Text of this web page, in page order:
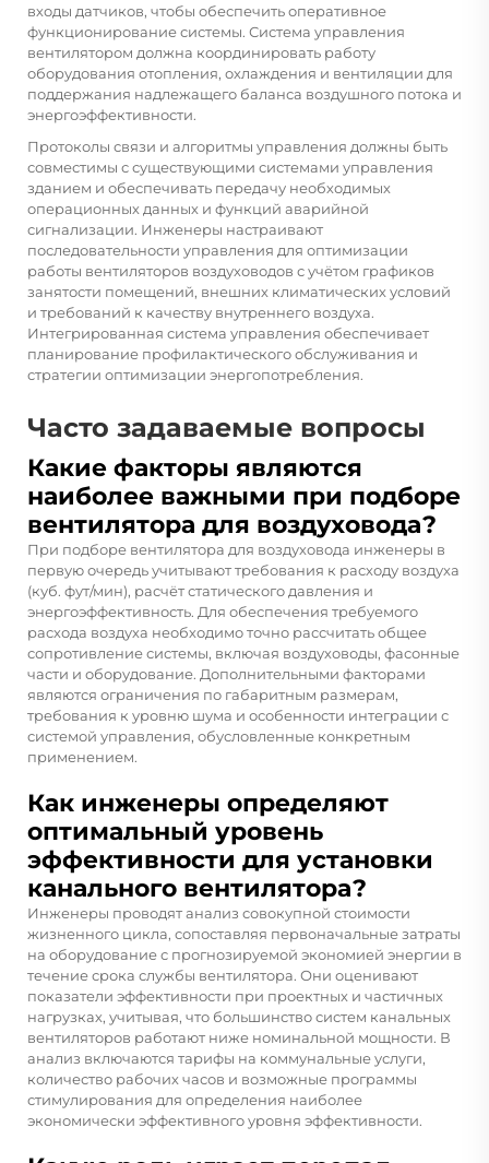
входы датчиков, чтобы обеспечить оперативное
функционирование системы. Система управления
вентилятором должна координировать работу
оборудования отопления, охлаждения и вентиляции для
поддержания надлежащего баланса воздушного потока и
энергоэффективности.
Протоколы связи и алгоритмы управления должны быть
совместимы с существующими системами управления
зданием и обеспечивать передачу необходимых
операционных данных и функций аварийной
сигнализации. Инженеры настраивают
последовательности управления для оптимизации
работы вентиляторов воздуховодов с учётом графиков
занятости помещений, внешних климатических условий
и требований к качеству внутреннего воздуха.
Интегрированная система управления обеспечивает
планирование профилактического обслуживания и
стратегии оптимизации энергопотребления.
Часто задаваемые вопросы
Какие факторы являются
наиболее важными при подборе
вентилятора для воздуховода?
При подборе вентилятора для воздуховода инженеры в
первую очередь учитывают требования к расходу воздуха
(куб. фут/мин), расчёт статического давления и
энергоэффективность. Для обеспечения требуемого
расхода воздуха необходимо точно рассчитать общее
сопротивление системы, включая воздуховоды, фасонные
части и оборудование. Дополнительными факторами
являются ограничения по габаритным размерам,
требования к уровню шума и особенности интеграции с
системой управления, обусловленные конкретным
применением.
Как инженеры определяют
оптимальный уровень
эффективности для установки
канального вентилятора?
Инженеры проводят анализ совокупной стоимости
жизненного цикла, сопоставляя первоначальные затраты
на оборудование с прогнозируемой экономией энергии в
течение срока службы вентилятора. Они оценивают
показатели эффективности при проектных и частичных
нагрузках, учитывая, что большинство систем канальных
вентиляторов работают ниже номинальной мощности. В
анализ включаются тарифы на коммунальные услуги,
количество рабочих часов и возможные программы
стимулирования для определения наиболее
экономически эффективного уровня эффективности.